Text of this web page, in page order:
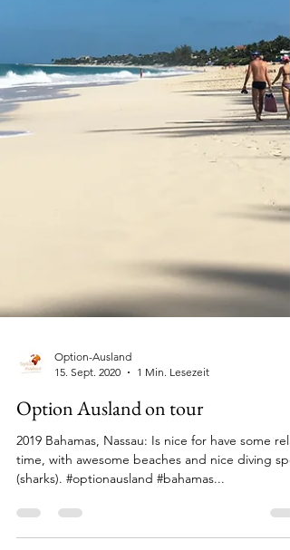
Option-Ausland
Option Ausland on tour
time, with awesome beaches and nice diving
(sharks). #optionausland #bahamas...